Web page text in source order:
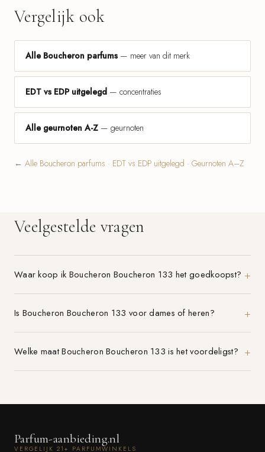
Vergelijk ook
Alle Boucheron parfums — meer van dit merk
EDT vs EDP uitgelegd — concentraties
Alle geurnoten A-Z — geurnoten
← Alle Boucheron parfums · EDT vs EDP uitgelegd · Geurnoten A–Z
Veelgestelde vragen
Waar koop ik Boucheron Boucheron 133 het goedkoopst?
Is Boucheron Boucheron 133 voor dames of heren?
Welke maat Boucheron Boucheron 133 is het voordeligst?
Parfum-aanbieding.nl
VERGELIJK 21+ PARFUMWINKELS